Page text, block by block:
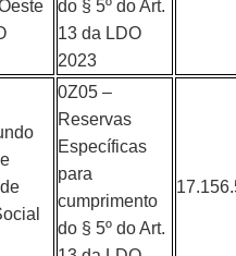
do § 5º do Art.
13 da LDO
2023
0Z05 –
Reservas
Específicas
para
cumprimento
do § 5º do Art.